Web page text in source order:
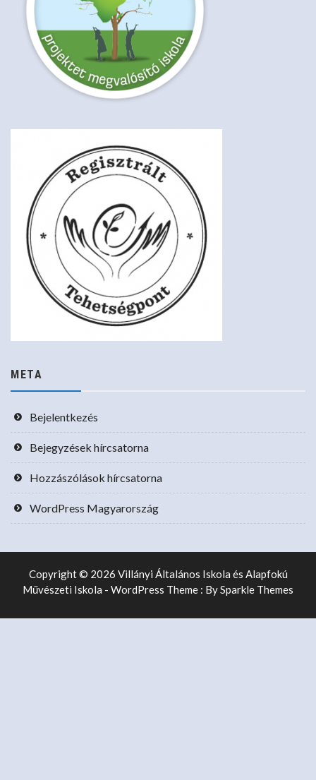
META
Bejelentkezés
Bejegyzések hírcsatorna
Hozzászólások hírcsatorna
WordPress Magyarország
Copyright © 2026 Villányi Általános Iskola és Alapfokú
Művészeti Iskola - WordPress Theme : BySparkle Themes